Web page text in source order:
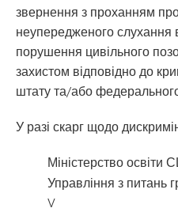
звернення з проханням
неупередженого слухання
порушення цивільного
захистом відповідно до
штату та/або
У разі скарг щодо
Міністерство освіти
Управління з питань
V